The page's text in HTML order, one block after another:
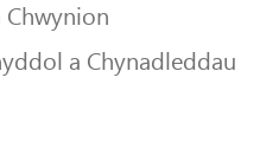
Chwynion
a Chynadleddau